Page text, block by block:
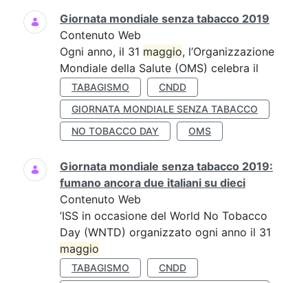
Giornata mondiale senza tabacco 2019
Contenuto Web
Ogni anno, il 31 maggio, l’Organizzazione
Mondiale della Salute (OMS) celebra il
TABAGISMO
CNDD
GIORNATA MONDIALE SENZA TABACCO
NO TOBACCO DAY
OMS
Giornata mondiale senza tabacco 2019:
fumano ancora due italiani su dieci
Contenuto Web
’ISS in occasione del World No Tobacco
Day (WNTD) organizzato ogni anno il 31
maggio
TABAGISMO
CNDD